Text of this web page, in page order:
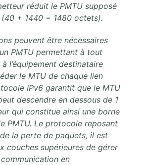
réduit le PMTU supposé
+ 1440 = 1480 octets).
peuvent être nécessaires
PMTU permettant à tout
l’équipement destinataire
le MTU de chaque lien
IPv6 garantit que le MTU
descendre en dessous de 1
qui constitue ainsi une borne
PMTU. Le protocole reposant
la perte de paquets, il est
couches supérieures de gérer
en